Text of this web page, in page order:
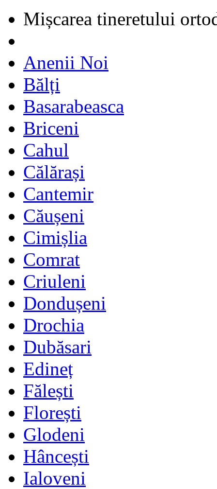
Mișcarea tineretului
Anenii Noi
Bălți
Basarabeasca
Briceni
Cahul
Călărași
Cantemir
Căușeni
Cimișlia
Comrat
Criuleni
Dondușeni
Drochia
Dubăsari
Edineț
Fălești
Florești
Glodeni
Hâncești
Ialoveni